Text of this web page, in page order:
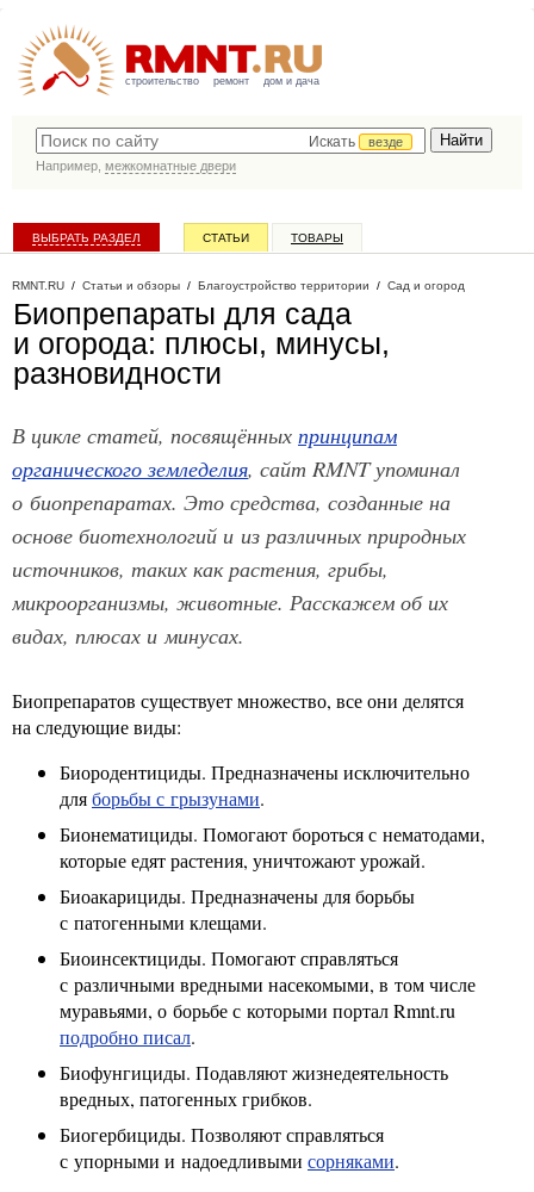
строительство ремонт дом и дача
Искать
везде
Например, межкомнатные двери
ВЫБРАТЬ РАЗДЕЛ СТАТЬИ ТОВАРЫ
RMNT.RU / Статьи и обзоры / Благоустройство территории / Сад и огород
Биопрепараты для сада
и огорода: плюсы, минусы,
разновидности
В цикле статей, посвящённых принципам
органического земледелия, сайт RMNT упоминал
о биопрепаратах. Это средства, созданные на
основе биотехнологий и из различных природных
источников, таких как растения, грибы,
микроорганизмы, животные. Расскажем об их
видах, плюсах и минусах.
Биопрепаратов существует множество, все они делятся
на следующие виды:
Биородентициды. Предназначены исключительно
дляборьбы с грызунами.
Бионематициды. Помогают бороться с нематодами,
которые едят растения, уничтожают урожай.
Биоакарициды. Предназначены для борьбы
с патогенными клещами.
Биоинсектициды. Помогают справляться
с различными вредными насекомыми, в том числе
муравьями, о борьбе с которыми портал Rmnt.ru
подробно писал.
Биофунгициды. Подавляют жизнедеятельность
вредных, патогенных грибков.
Биогербициды. Позволяют справляться
с упорными и надоедливыми сорняками.